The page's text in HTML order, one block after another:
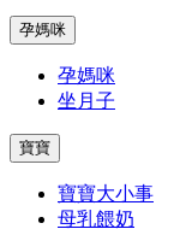
孕媽咪
孕媽咪
坐月子
寶寶
寶寶大小事
母乳餵奶